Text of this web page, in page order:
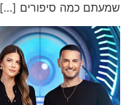
שמעתם כמה סיפורים […]